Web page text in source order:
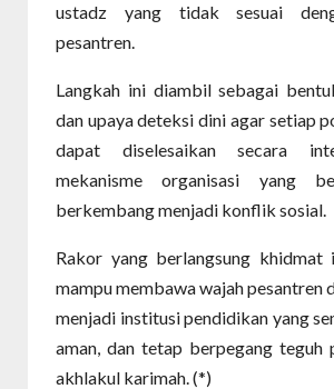
ustadz yang tidak sesuai
pesantren.
Langkah ini diambil sebagai
dan upaya deteksi dini agar setiap
dapat diselesaikan secara
mekanisme organisasi yang
berkembang menjadi konflik sosial.
Rakor yang berlangsung khidmat
mampu membawa wajah pesantren
menjadi institusi pendidikan yang
aman, dan tetap berpegang teguh
akhlakul karimah. (*)